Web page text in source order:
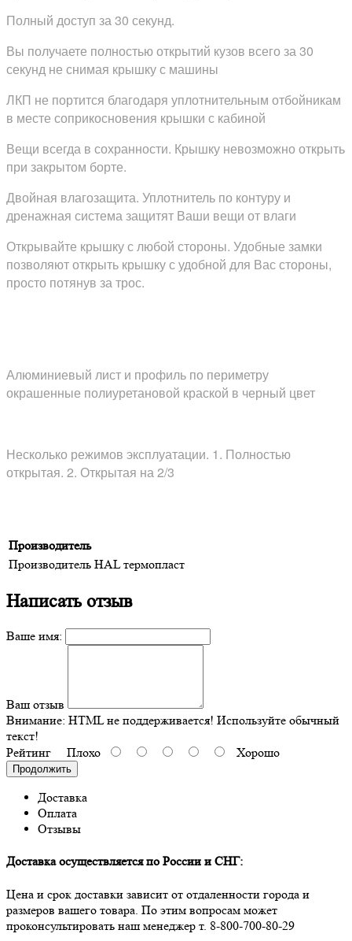
Полный доступ за 30 секунд.
Вы получаете полностью открытий кузов всего за 30
секунд не снимая крышку с машины
ЛКП не портится благодаря уплотнительным отбойникам
в месте соприкосновения крышки с кабиной
Вещи всегда в сохранности. Крышку невозможно открыть
при закрытом борте.
Двойная влагозащита. Уплотнитель по контуру и
дренажная система защитят Ваши вещи от влаги
Открывайте крышку с любой стороны. Удобные замки
позволяют открыть крышку с удобной для Вас стороны,
просто потянув за трос.
Алюминиевый лист и профиль по периметру
окрашенные полиуретановой краской в черный цвет
Несколько режимов эксплуатации. 1. Полностью
открытая. 2. Открытая на 2/3
Производитель
Производитель HAL термопласт
Написать отзыв
Ваше имя:
Ваш отзыв
Внимание: HTML не поддерживается! Используйте обычный
текст!
Рейтинг Плохо Хорошо
Продолжить
Доставка
Оплата
Отзывы
Доставка осуществляется по России и СНГ:
Цена и срок доставки зависит от отдаленности города и
размеров вашего товара. По этим вопросам может
проконсультировать наш менеджер т. 8-800-700-80-29